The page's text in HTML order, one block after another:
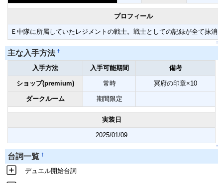
プロフィール
Ｅ中隊に所属していたレジメントの戦士。戦士としての記録が全て抹消
↑
主な入手方法 †
入手方法 入手可能期間 備考
ショップ(premium) 常時 冥府の印章×10
ダークルーム 期間限定
実装日
2025/01/09
↑
台詞一覧 †
デュエル開始台詞